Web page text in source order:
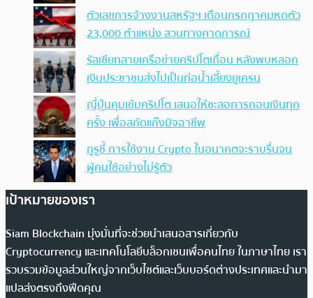
ตัวเลขการจ้างงานสหรัฐฯ เดือนกรกฎาคมหดตัว
23,000 ตำแหน่ง สวนทางคาดการณ์
รัสเซียทลายเครือข่ายคริปโตเถื่อน หลังพบหลอก
เงินประชาชนส่งไปเป็นท่อน้ำเลี้ยงยูเครน
ญี่ปุ่นคุมเข้มคริปโต เสนอให้ชะลอการถอนเงินทุก
ครั้ง เพื่อสกัดแก๊งมิจฉาชีพ
กูรูชี้ การใช้งาน Crypto ในอนาคตจะราบรื่นจน
ผู้คนใช้อย่างไม่รู้ตัว
เป้าหมายของเรา
Siam Blockchain มุ่งมั่นที่จะช่วยนำเสนอสารเกี่ยวกับ
Cryptocurrency และเทคโนโลยีบล็อกเชนเพื่อคนไทย ในภาษาไทย เรา
รวบรวมข้อมูลส่วนใหญ่จากเว็บไซต์และเว็บบอร์ดต่างประเทศและนำมา
แปลส่งตรงถึงฟีดคุณ